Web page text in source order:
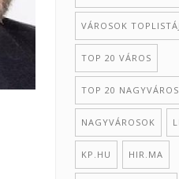
VÁROSOK
TOP 20 VÁROS
TOP 20 NAGYVÁROS
NAGYVÁROSOK
KP.HU HIR.MA